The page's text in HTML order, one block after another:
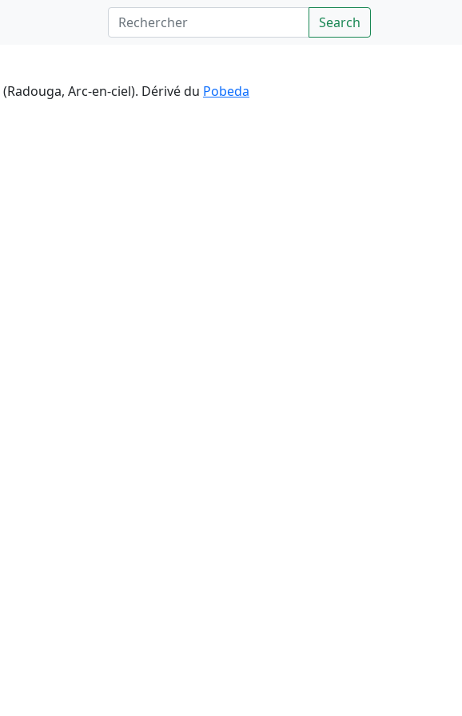
Rechercher
Search
(Radouga, Arc-en-ciel). Dérivé du Pobeda